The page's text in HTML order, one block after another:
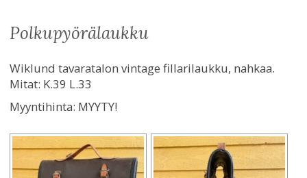
polkupyörälaukku
Wiklund tavaratalon vintage fillarilaukku, nahkaa.
Mitat: K.39 L.33
Myyntihinta: MYYTY!